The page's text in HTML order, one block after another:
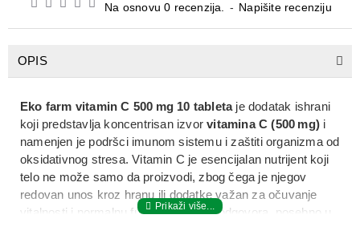
Na osnovu 0 recenzija. - Napišite recenziju
OPIS
Eko farm vitamin C 500 mg 10 tabletaje dodatak ishrani
koji predstavlja koncentrisan izvorvitamina C (500 mg) i
namenjen je podršci imunom sistemu i zaštiti organizma od
oksidativnog stresa. Vitamin C je esencijalan nutrijent koji
telo ne može samo da proizvodi, zbog čega je njegov
redovan unos kroz hranu ili dodatke važan za očuvanje
vitalnosti i normalnu funkciju imunog odgovora, posebno u